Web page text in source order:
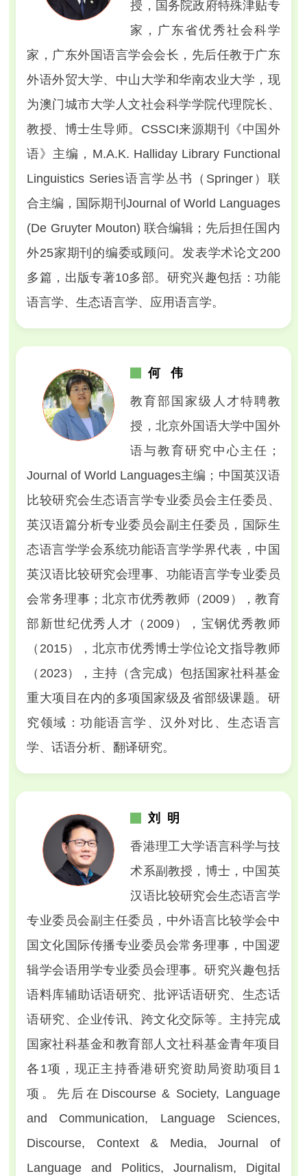
授，国务院政府特殊津贴专
家，广东省优秀社会科学
家，广东外国语言学会会长，先后任教于广东
外语外贸大学、中山大学和华南农业大学，现
为澳门城市大学人文社会科学学院代理院长、
教授、博士生导师。CSSCI来源期刊《中国外
语》主编， M.A.K. Halliday Library Functional
Linguistics Series语言学丛书（Springer）联
合主编，国际期刊 Journal of World Languages
(De Gruyter Mouton) 联合编辑；先后担任国内
外25家期刊的编委或顾问。发表学术论文200
多篇，出版专著10多部。研究兴趣包括：功能
语言学、生态语言学、应用语言学。
何 伟
教育部国家级人才特聘教
授，北京外国语大学中国外
语与教育研究中心主任；
Journal of World Languages主编；中国英汉语
比较研究会生态语言学专业委员会主任委员、
英汉语篇分析专业委员会副主任委员，国际生
态语言学学会系统功能语言学学界代表，中国
英汉语比较研究会理事、功能语言学专业委员
会常务理事；北京市优秀教师（2009），教育
部新世纪优秀人才（2009），宝钢优秀教师
（2015），北京市优秀博士学位论文指导教师
（2023），主持（含完成）包括国家社科基金
重大项目在内的多项国家级及省部级课题。研
究领域：功能语言学、汉外对比、生态语言
学、话语分析、翻译研究。
刘 明
香港理工大学语言科学与技
术系副教授，博士，中国英
汉语比较研究会生态语言学
专业委员会副主任委员，中外语言比较学会中
国文化国际传播专业委员会常务理事，中国逻
辑学会语用学专业委员会理事。研究兴趣包括
语料库辅助话语研究、批评话语研究、生态话
语研究、企业传讯、跨文化交际等。主持完成
国家社科基金和教育部人文社科基金青年项目
各1项，现正主持香港研究资助局资助项目1
项。先后在 Discourse & Society, Language
and Communication, Language Sciences,
Discourse, Context & Media,Journal of
Language and Politics, Journalism, Digital